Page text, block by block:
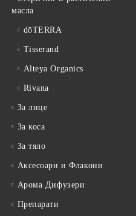
масла
dōTERRA
Tisserand
Alteya Organics
Rivana
За лице
За коса
За тяло
Аксесоари и Флакони
Арома Дифузери
Препарати